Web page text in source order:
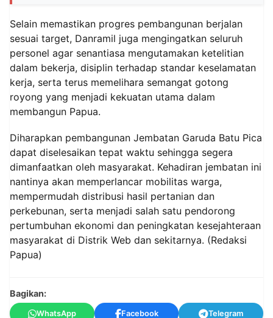
Selain memastikan progres pembangunan berjalan
sesuai target, Danramil juga mengingatkan seluruh
personel agar senantiasa mengutamakan ketelitian
dalam bekerja, disiplin terhadap standar keselamatan
kerja, serta terus memelihara semangat gotong
royong yang menjadi kekuatan utama dalam
membangun Papua.
Diharapkan pembangunan Jembatan Garuda Batu Pica
dapat diselesaikan tepat waktu sehingga segera
dimanfaatkan oleh masyarakat. Kehadiran jembatan ini
nantinya akan memperlancar mobilitas warga,
mempermudah distribusi hasil pertanian dan
perkebunan, serta menjadi salah satu pendorong
pertumbuhan ekonomi dan peningkatan kesejahteraan
masyarakat di Distrik Web dan sekitarnya. (Redaksi
Papua)
Bagikan:
WhatsApp Facebook Telegram